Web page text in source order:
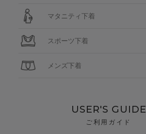
マタニティ下着
スポーツ下着
メンズ下着
USER'S GUIDE
ご利用ガイド